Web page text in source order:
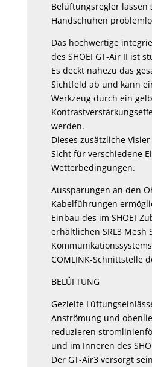
Belüftungsregler lassen
Handschuhen
Das hochwertige
des SHOEI GT-Air II ist
Es deckt nahezu das
Sichtfeld ab und kann
Werkzeug durch ein
werden.
Dieses zusätzliche
Sicht für verschiedene
Wetterbedingungen.
Aussparungen an den
Kabelführungen
Einbau des im SHOEI-
erhältlichen SRL3 Mesh
COMLINK-Schnittstelle
BELÜFTUNG
Gezielte
Anströmung und
reduzieren
und im Inneren des
Der GT-Air3 versorgt